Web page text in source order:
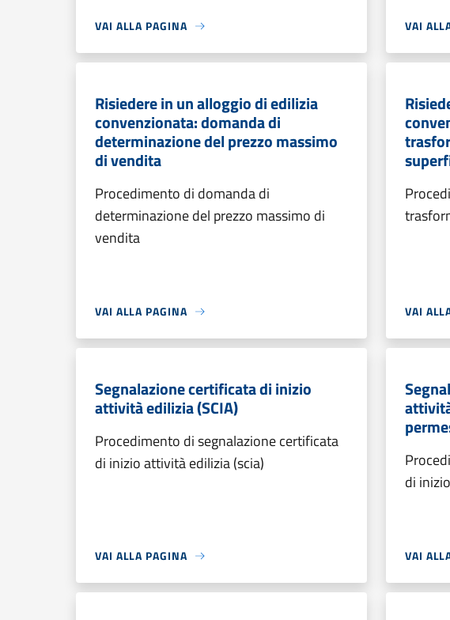
VAI ALLA PAGINA VAI
Risiedere in un alloggio di edilizia
convenzionata: domanda di
determinazione del prezzo massimo
di vendita
Procedimento di domanda di
determinazione del prezzo massimo di
vendita
VAI ALLA PAGINA VAI
Segnalazione certificata di inizio
attività edilizia (SCIA)
Procedimento di segnalazione certificata
di inizio attività edilizia (scia)
VAI ALLA PAGINA
di
VAI